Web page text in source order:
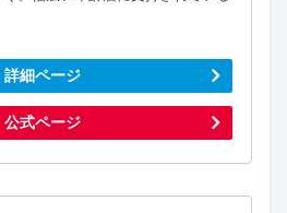
詳細ページ
公式ページ